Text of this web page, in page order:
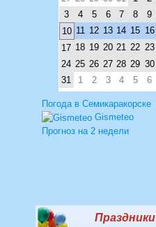
3
4 5 6 7 8
9
10 11 12 13 14 15 16
17 18 19 20 21 22 23
24 25 26 27 28 29 30
31
1 2 3 4 5 6
Погода в Семикаракорске
Gismeteo
Прогноз на 2 недели
Праздники